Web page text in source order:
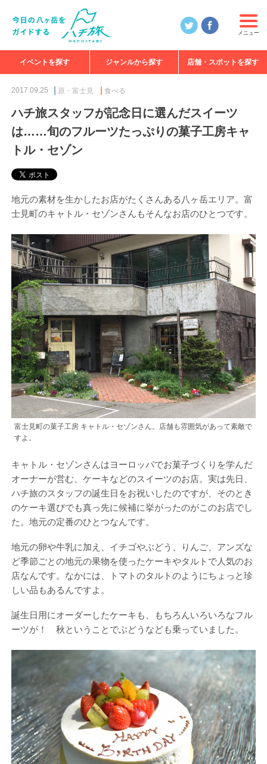
メニュー
イベントを探す ジャンルから探す 店舗・スポットを探す
2017.09.25 原・富士見 食べる
ハチ旅スタッフが記念日に選んだスイーツ
は……旬のフルーツたっぷりの菓子工房キャ
トル・セゾン
地元の素材を生かしたお店がたくさんある八ヶ岳エリア。富
士見町のキャトル・セゾンさんもそんなお店のひとつです。
富士見町の菓子工房 キャトル・セゾンさん。店舗も雰囲気があって素敵で
すよ。
キャトル・セゾンさんはヨーロッパでお菓子づくりを学んだ
オーナーが営む、ケーキなどのスイーツのお店。実は先日、
ハチ旅のスタッフの誕生日をお祝いしたのですが、そのとき
のケーキ選びでも真っ先に候補に挙がったのがこのお店でし
た。地元の定番のひとつなんです。
地元の卵や牛乳に加え、イチゴやぶどう、りんご、アンズな
ど季節ごとの地元の果物を使ったケーキやタルトで人気のお
店なんです。なかには、トマトのタルトのようにちょっと珍
しい品もあるんですよ。
誕生日用にオーダーしたケーキも、もちろんいろいろなフル
ーツが！ 秋ということでぶどうなども乗っていました。